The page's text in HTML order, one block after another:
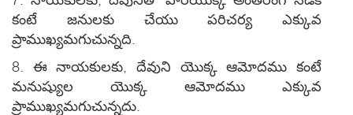
కంటే జనులకు చేయు పరిచర్య ఎక్కువ
ప్రాముఖ్యమగుచున్నది.
8. ఈ నాయకులకు, దేవుని యొక్క ఆమోదము కంటే
మనుష్యుల యొక్క ఆమోదము ఎక్కువ
ప్రాముఖ్యమగుచున్నదు.